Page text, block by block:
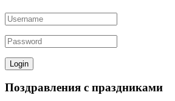
Поздравления с праздниками